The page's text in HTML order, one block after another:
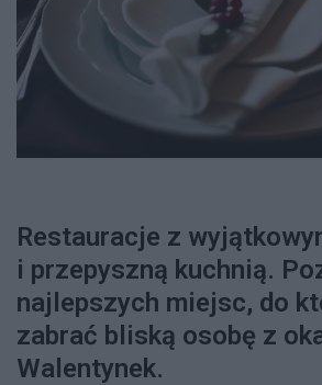
Restauracje z
i przepyszną kuchnią.
najlepszych miejsc, do
zabrać bliską osobę z
Walentynek.